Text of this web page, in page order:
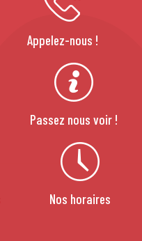
Appelez-nous !
Passez nous voir !
Nos horaires